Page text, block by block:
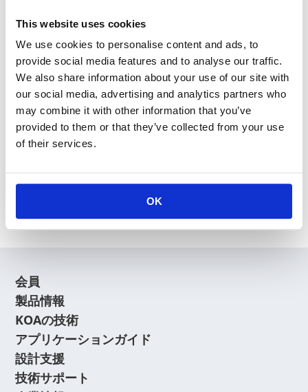
This website uses cookies
We use cookies to personalise content and ads, to
provide social media features and to analyse our traffic.
We also share information about your use of our site with
our social media, advertising and analytics partners who
may combine it with other information that you’ve
provided to them or that they’ve collected from your use
of their services.
OK
抵抗器 温度分布シミュレータ
最新技術セミナー動画・資料
KOA Thermal Design Technology
会員登録に関するよくあるご質問はこちら
会員
製品情報
KOAの技術
アプリケーションガイド
設計支援
技術サポート